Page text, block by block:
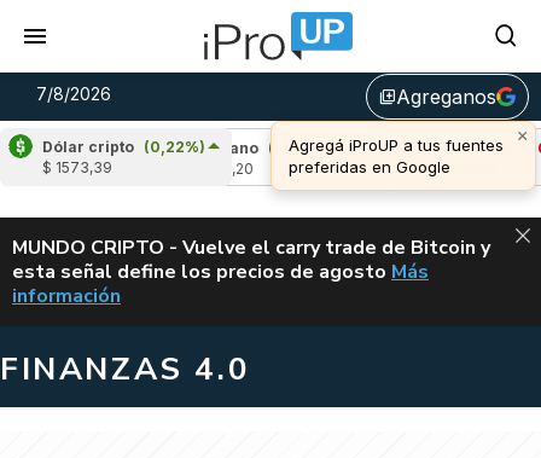
7/8/2026 library_addAgreganos
×
Agregá iProUP a tus fuentes
preferidas en Google
Dólar cripto (0,22%)
$ 1573,39
Cardano
(-3,26%)
Avalanche (-
u$s 6,43
ALERTA
MUNDO CRIPTO - Vuelve el carry trade de Bitcoin y
esta señal define los precios de agosto VUELVE EL
Más
información
FINANZAS 4.0